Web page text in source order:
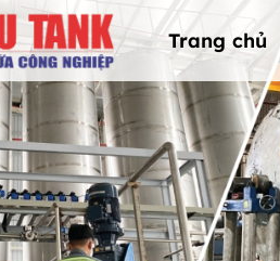
Trang chủ